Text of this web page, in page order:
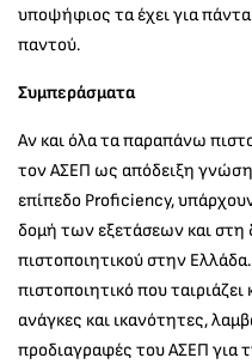
υποψήφιος τα έχει για πάντα
παντού.
Συμπεράσματα
Αν και όλα τα παραπάνω
τον ΑΣΕΠ ως απόδειξη
επίπεδο Proficiency,
δομή των εξετάσεων και στη
πιστοποιητικού στην
πιστοποιητικό που
ανάγκες και ικανότητες,
προδιαγραφές του ΑΣΕΠ για